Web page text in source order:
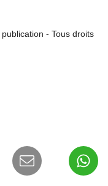
- Tous droits